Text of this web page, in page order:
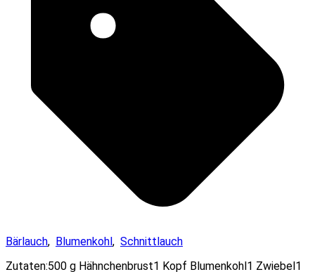
Bärlauch, Blumenkohl, Schnittlauch
Zutaten:500 g Hähnchenbrust1 Kopf Blumenkohl1 Zwiebel1